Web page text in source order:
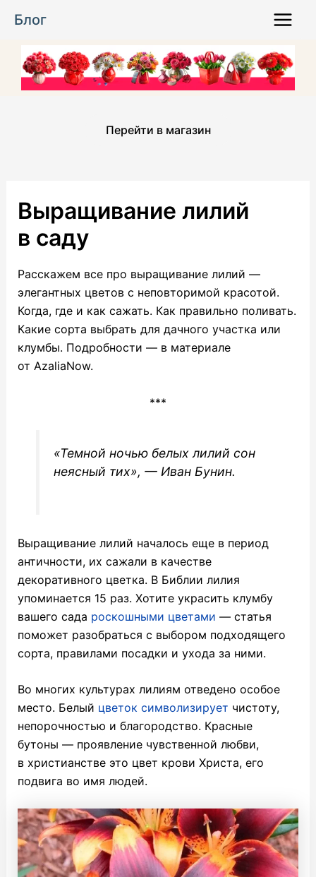
Блог
Menu
Перейти в магазин
Выращивание лилий
в саду
Расскажем все про выращивание лилий —
элегантных цветов с неповторимой красотой.
Когда, где и как сажать. Как правильно поливать.
Какие сорта выбрать для дачного участка или
клумбы. Подробности — в материале
от AzaliaNow.
***
«Темной ночью белых лилий сон
неясный тих», — Иван Бунин.
Выращивание лилий началось еще в период
античности, их сажали в качестве
декоративного цветка. В Библии лилия
упоминается 15 раз. Хотите украсить клумбу
вашего сада роскошными цветами — статья
поможет разобраться с выбором подходящего
сорта, правилами посадки и ухода за ними.
Во многих культурах лилиям отведено особое
место. Белый цветок символизирует чистоту,
непорочностью и благородство. Красные
бутоны — проявление чувственной любви,
в христианстве это цвет крови Христа, его
подвига во имя людей.